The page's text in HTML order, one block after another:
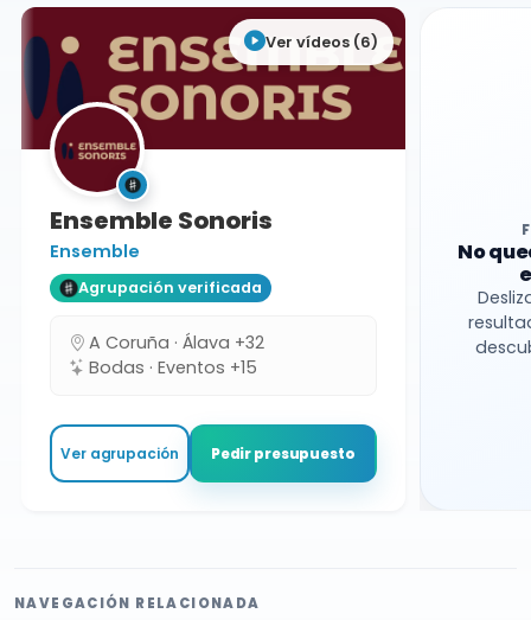
Ver vídeos (6)
Ensemble Sonoris
Ensemble
Agrupación verificada
A Coruña · Álava +32
Bodas · Eventos +15
Ver agrupación Pedir presupuesto
No
NAVEGACIÓN RELACIONADA